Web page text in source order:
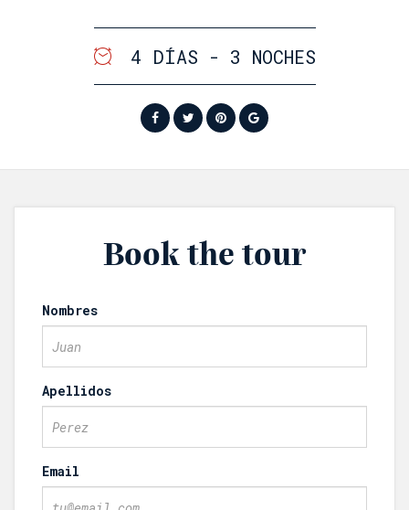
4 DÍAS - 3 NOCHES
Book the tour
Nombres
Apellidos
Email